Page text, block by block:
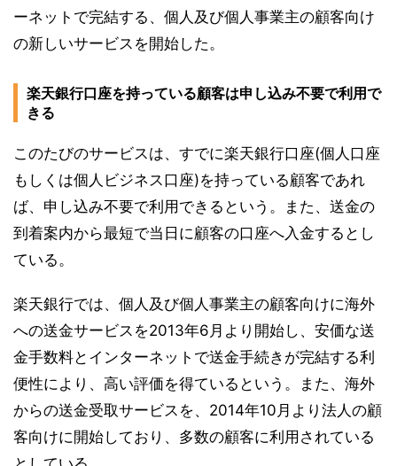
ーネットで完結する、個人及び個人事業主の顧客向け
の新しいサービスを開始した。
楽天銀行口座を持っている顧客は申し込み不要で利用で
きる
このたびのサービスは、すでに楽天銀行口座(個人口座
もしくは個人ビジネス口座)を持っている顧客であれ
ば、申し込み不要で利用できるという。また、送金の
到着案内から最短で当日に顧客の口座へ入金するとし
ている。
楽天銀行では、個人及び個人事業主の顧客向けに海外
への送金サービスを2013年6月より開始し、安価な送
金手数料とインターネットで送金手続きが完結する利
便性により、高い評価を得ているという。また、海外
からの送金受取サービスを、2014年10月より法人の顧
客向けに開始しており、多数の顧客に利用されている